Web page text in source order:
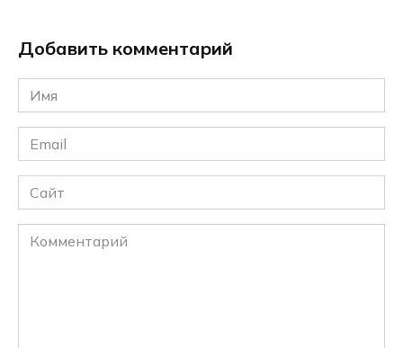
Добавить комментарий
Имя
*
Email
*
Сайт
Комментарий